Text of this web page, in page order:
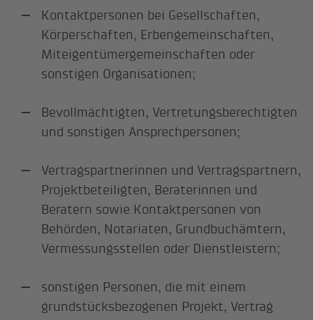
Kontaktpersonen bei Gesellschaften,
Körperschaften, Erbengemeinschaften,
Miteigentümergemeinschaften oder
sonstigen Organisationen;
Bevollmächtigten, Vertretungsberechtigten
und sonstigen Ansprechpersonen;
Vertragspartnerinnen und Vertragspartnern,
Projektbeteiligten, Beraterinnen und
Beratern sowie Kontaktpersonen von
Behörden, Notariaten, Grundbuchämtern,
Vermessungsstellen oder Dienstleistern;
sonstigen Personen, die mit einem
grundstücksbezogenen Projekt, Vertrag